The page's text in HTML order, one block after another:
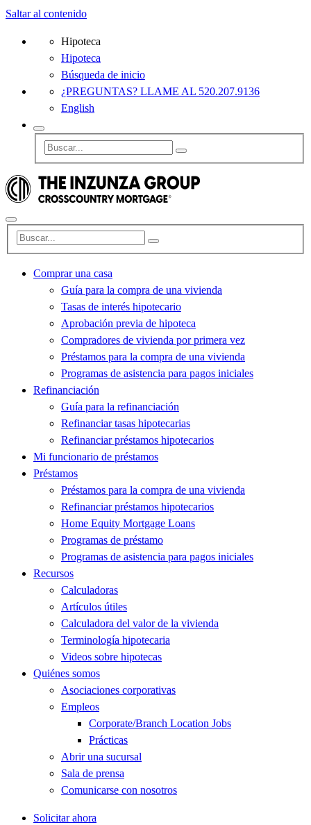
Saltar al contenido
Hipoteca
Hipoteca
Búsqueda de inicio
¿PREGUNTAS? LLAME AL 520.207.9136
English
Comprar una casa
Guía para la compra de una vivienda
Tasas de interés hipotecario
Aprobación previa de hipoteca
Compradores de vivienda por primera vez
Préstamos para la compra de una vivienda
Programas de asistencia para pagos iniciales
Refinanciación
Guía para la refinanciación
Refinanciar tasas hipotecarias
Refinanciar préstamos hipotecarios
Mi funcionario de préstamos
Préstamos
Préstamos para la compra de una vivienda
Refinanciar préstamos hipotecarios
Home Equity Mortgage Loans
Programas de préstamo
Programas de asistencia para pagos iniciales
Recursos
Calculadoras
Artículos útiles
Calculadora del valor de la vivienda
Terminología hipotecaria
Videos sobre hipotecas
Quiénes somos
Asociaciones corporativas
Empleos
Corporate/Branch Location Jobs
Prácticas
Abrir una sucursal
Sala de prensa
Comunicarse con nosotros
Solicitar ahora